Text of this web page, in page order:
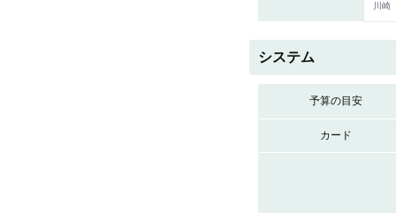
川崎
システム
予算の目安
カード